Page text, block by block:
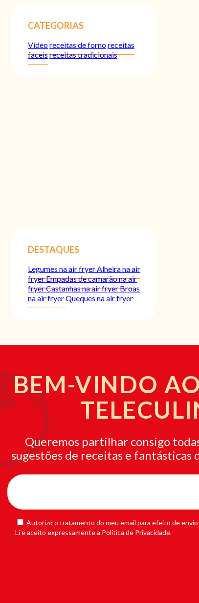
CATEGORIAS
Vídeoreceitas de fornoreceitas
faceisreceitas tradicionais
DESTAQUES
Legumes na air fryerAlheira na air
fryerEmpadas de camarão na air
fryerCastanhas na air fryerBroas
na air fryerQueques na air fryer
BEM-VINDO
Queremos partilhar consigo
sugestões de receitas e fantásticas
Autorizo o tratamento do meu email para efeito de
Li e aceito expressamente a Política de Privacidade.